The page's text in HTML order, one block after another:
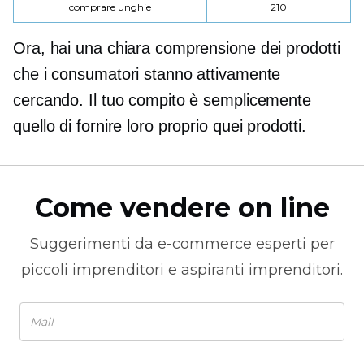
comprare unghie 210
Ora, hai una chiara comprensione dei prodotti
che i consumatori stanno attivamente
cercando. Il tuo compito è semplicemente
quello di fornire loro proprio quei prodotti.
Come vendere on line
Suggerimenti da e-commerce esperti per
piccoli imprenditori e aspiranti imprenditori.